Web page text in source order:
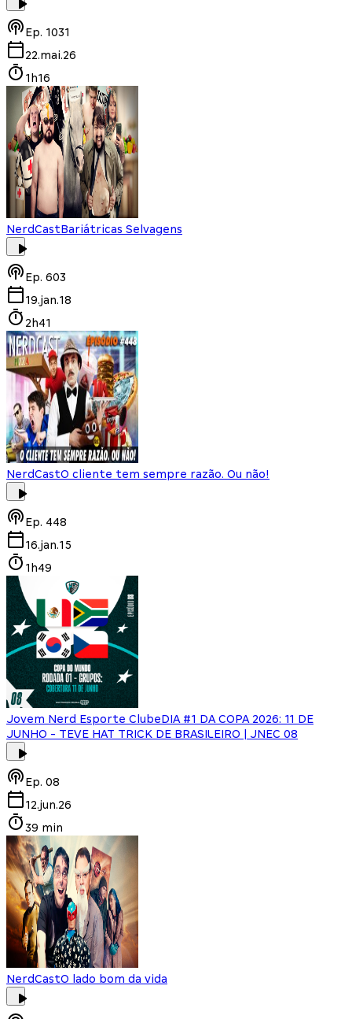
Ep. 1031
22.mai.26
1h16
NerdCastBariátricas Selvagens
Ep. 603
19.jan.18
2h41
NerdCastO cliente tem sempre razão. Ou não!
Ep. 448
16.jan.15
1h49
Jovem Nerd Esporte ClubeDIA #1 DA COPA 2026: 11 DE
JUNHO - TEVE HAT TRICK DE BRASILEIRO | JNEC 08
Ep. 08
12.jun.26
39 min
NerdCastO lado bom da vida